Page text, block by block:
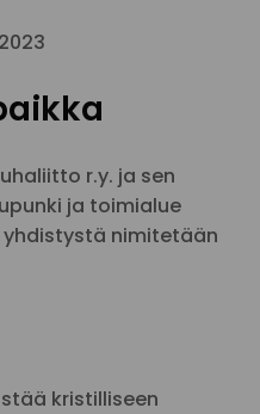
r.y. ja sen
ja toimialue
yhdistystä nimitetään
kristilliseen